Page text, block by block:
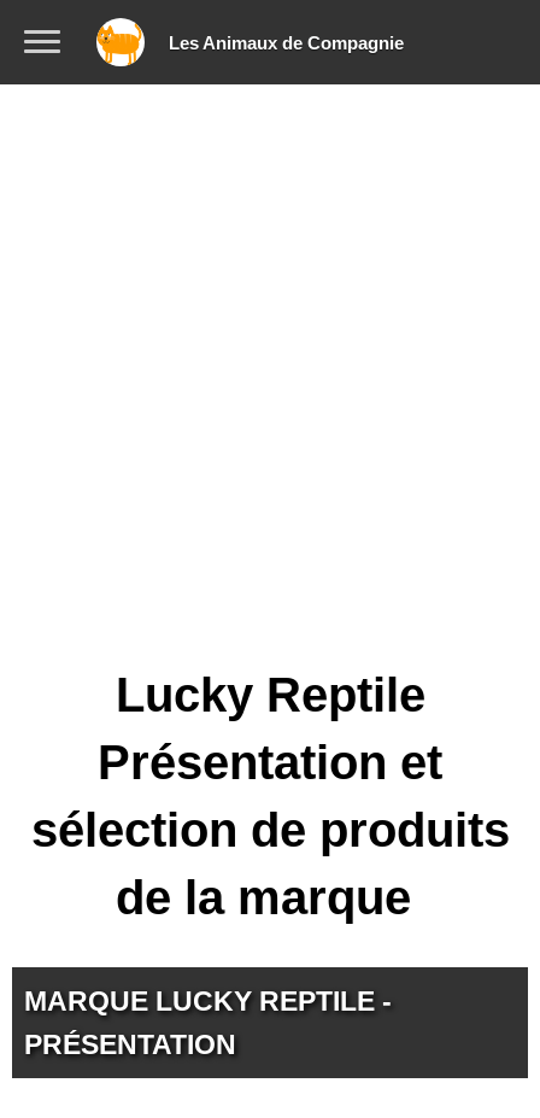
Les Animaux de Compagnie
Lucky Reptile
Présentation et
sélection de produits
de la marque
MARQUE LUCKY REPTILE -
PRÉSENTATION